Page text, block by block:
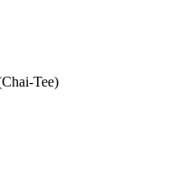
Tee)